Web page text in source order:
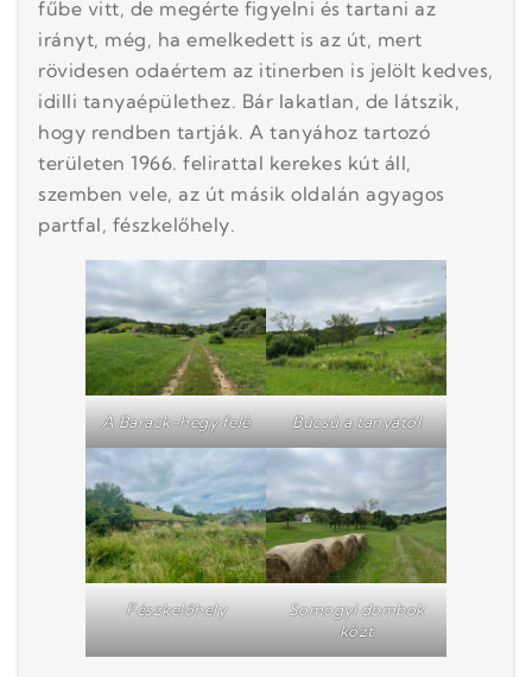
fűbe vitt, de megérte figyelni és tartani az
irányt, még, ha emelkedett is az út, mert
rövidesen odaértem az itinerben is jelölt kedves,
idilli tanyaépülethez. Bár lakatlan, de látszik,
hogy rendben tartják. A tanyához tartozó
területen 1966. felirattal kerekes kút áll,
szemben vele, az út másik oldalán agyagos
partfal, fészkelőhely.
A Barack-hegy felé Búcsú a tanyától
Fészkelőhely
Somogyi dombok
közt